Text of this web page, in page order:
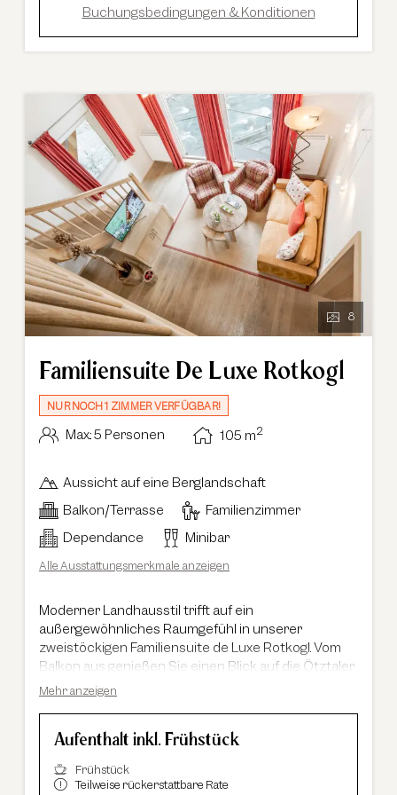
Buchungsbedingungen & Konditionen
8
Familiensuite De Luxe Rotkogl
NUR NOCH 1 ZIMMER VERFÜGBAR!
Max.: 5 Personen 105 m2
Aussicht auf eine Berglandschaft
Balkon/Terrasse
Familienzimmer
Dependance
Minibar
Alle Ausstattungsmerkmale anzeigen
Moderner Landhausstil trifft auf ein
außergewöhnliches Raumgefühl in unserer
zweistöckigen Familiensuite de Luxe Rotkogl. Vom
Balkon aus genießen Sie einen Blick auf die Ötztaler
Bergwelt sowie auf die Ötztaler Ache. Auf
Wohnbereich mit einer außergewöhnlichen
Raumhöhe von bis zu fünf Metern verleiht der Suite
ihren unverwechselbaren Charakter und schafft
Mehr anzeigen
Aufenthalt inkl. Frühstück
Frühstück
Teilweise rückerstattbare Rate